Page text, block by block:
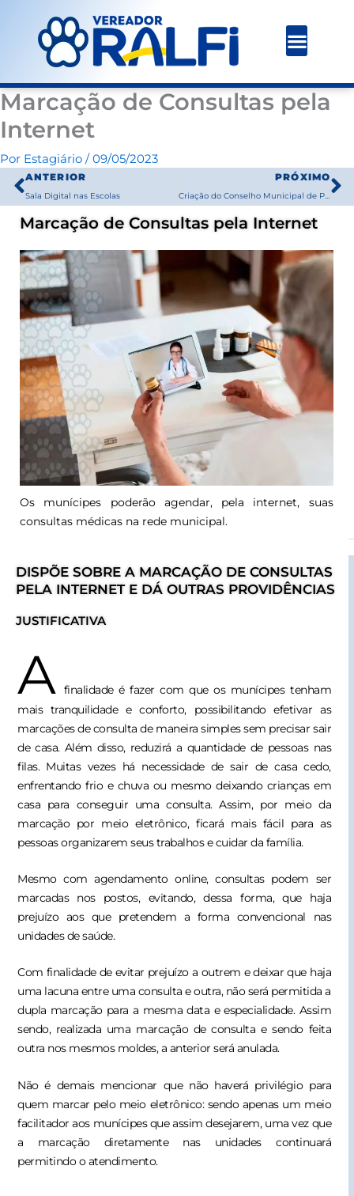
conteúdo
Marcação de Consultas pela
Internet
Por Estagiário /09/05/2023
Prev
ANTERIOR
Sala Digital nas Escolas
PRÓXIMO
Criação do Conselho Municipal de Proteção Animal – CMPA
Marcação de Consultas pela Internet
Os munícipes poderão agendar, pela internet, suas
consultas médicas na rede municipal.
DISPÕE SOBRE A MARCAÇÃO DE CONSULTAS
PELA INTERNET E DÁ OUTRAS PROVIDÊNCIAS
JUSTIFICATIVA
A finalidade é fazer com que os munícipes tenham
mais tranquilidade e conforto, possibilitando efetivar as
marcações de consulta de maneira simples sem precisar sair
de casa. Além disso, reduzirá a quantidade de pessoas nas
filas. Muitas vezes há necessidade de sair de casa cedo,
enfrentando frio e chuva ou mesmo deixando crianças em
casa para conseguir uma consulta. Assim, por meio da
marcação por meio eletrônico, ficará mais fácil para as
pessoas organizarem seus trabalhos e cuidar da família.
Mesmo com agendamento online, consultas podem ser
marcadas nos postos, evitando, dessa forma, que haja
prejuízo aos que pretendem a forma convencional nas
unidades de saúde.
Com finalidade de evitar prejuízo a outrem e deixar que haja
uma lacuna entre uma consulta e outra, não será permitida a
dupla marcação para a mesma data e especialidade. Assim
sendo, realizada uma marcação de consulta e sendo feita
outra nos mesmos moldes, a anterior será anulada.
Não é demais mencionar que não haverá privilégio para
quem marcar pelo meio eletrônico: sendo apenas um meio
facilitador aos munícipes que assim desejarem, uma vez que
a marcação diretamente nas unidades continuará
permitindo o atendimento.